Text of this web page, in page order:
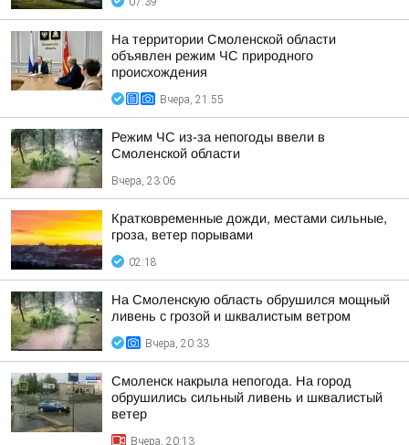
На территории Смоленской области
объявлен режим ЧС природного
происхождения
Вчера, 21:55
Режим ЧС из-за непогоды ввели в
Смоленской области
Вчера, 23:06
Кратковременные дожди, местами сильные,
гроза, ветер порывами
02:18
На Смоленскую область обрушился мощный
ливень с грозой и шквалистым ветром
Вчера, 20:33
Смоленск накрыла непогода. На город
обрушились сильный ливень и шквалистый
ветер
Вчера, 20:13